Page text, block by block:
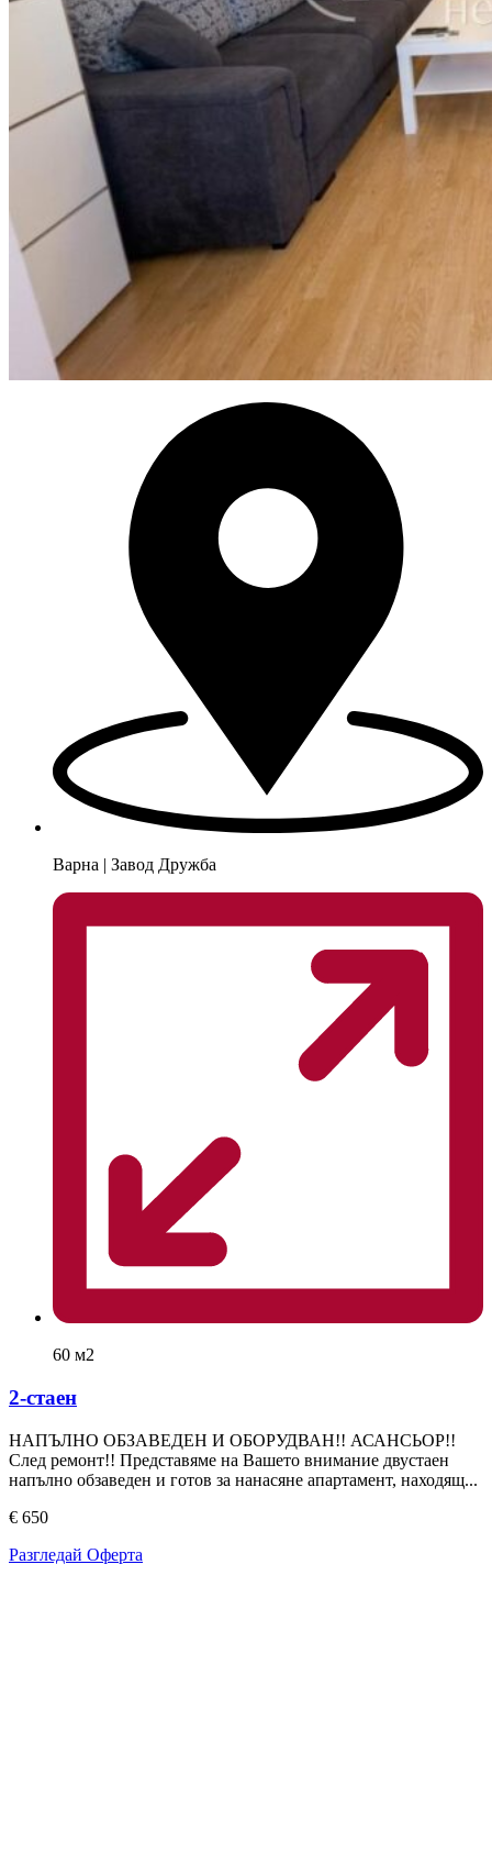
Варна | Завод Дружба
60 м2
2-стаен
НАПЪЛНО ОБЗАВЕДЕН И ОБОРУДВАН!! АСАНСЬОР!!
След ремонт!! Представяме на Вашето внимание двустаен
напълно обзаведен и готов за нанасяне апартамент, находящ...
€ 650
Разгледай Оферта